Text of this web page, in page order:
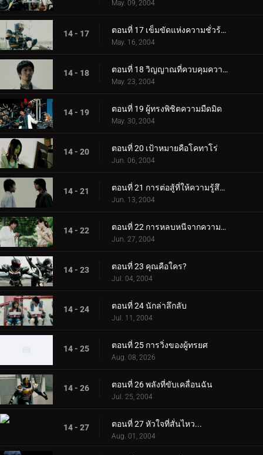
May. 09, 2004
14 - 17 ตอนที่ 17 เข็มขัดแห่งความชั่วร้าย
May. 16, 2004
14 - 18 ตอนที่ 18 วิญญาณที่ควบคุมความมืด
May. 23, 2004
14 - 19 ตอนที่ 19 ผู้ทรงพิชิตความมืดมิด
May. 30, 2004
14 - 20 ตอนที่ 20 เป้าหมายคือโคทาโร่
Jun. 06, 2004
14 - 21 ตอนที่ 21 การต่อสู้ที่ให้ความรู้สึกถึงเพื่อน
Jun. 13, 2004
14 - 22 ตอนที่ 22 การหลบหนีจากความมืด
Jun. 27, 2004
14 - 23 ตอนที่ 23 คุณคือใคร?
Jul. 04, 2004
14 - 24 ตอนที่ 24 นักล่าลึกลับ
Jul. 11, 2004
14 - 25 ตอนที่ 25 การวิ่งของผู้ทรยศ
Aug. 08, 2026
14 - 26 ตอนที่ 26 พลังที่ขับเคลื่อนฉัน
Jul. 25, 2004
14 - 27 ตอนที่ 27 หัวใจที่สั่นไหว...
Aug. 01, 2004